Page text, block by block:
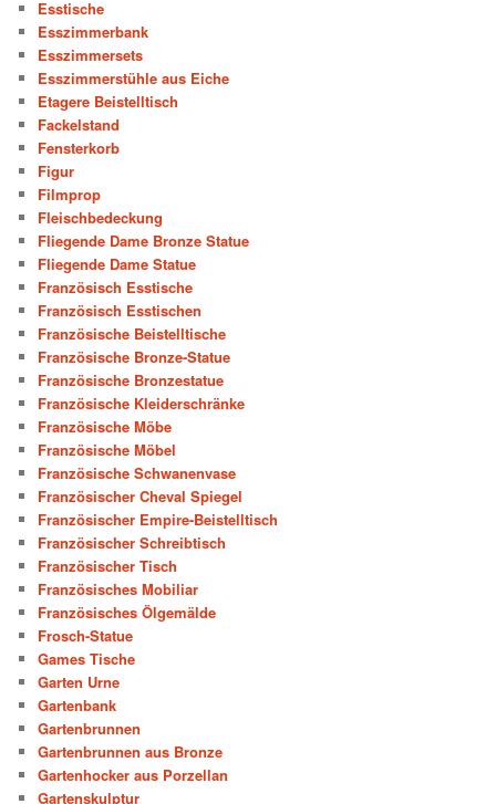
Esstische
Esszimmerbank
Esszimmersets
Esszimmerstühle aus Eiche
Etagere Beistelltisch
Fackelstand
Fensterkorb
Figur
Filmprop
Fleischbedeckung
Fliegende Dame Bronze Statue
Fliegende Dame Statue
Französisch Esstische
Französisch Esstischen
Französische Beistelltische
Französische Bronze-Statue
Französische Bronzestatue
Französische Kleiderschränke
Französische Möbe
Französische Möbel
Französische Schwanenvase
Französischer Cheval Spiegel
Französischer Empire-Beistelltisch
Französischer Schreibtisch
Französischer Tisch
Französisches Mobiliar
Französisches Ölgemälde
Frosch-Statue
Games Tische
Garten Urne
Gartenbank
Gartenbrunnen
Gartenbrunnen aus Bronze
Gartenhocker aus Porzellan
Gartenskulptur